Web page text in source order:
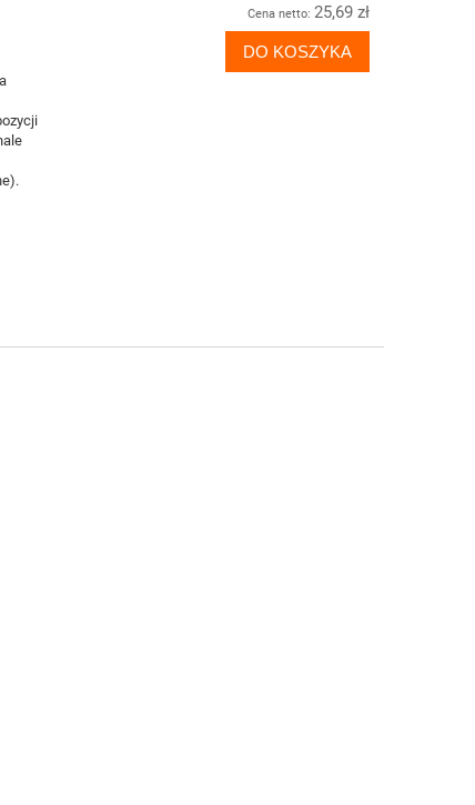
Cena netto: 25,69 zł
DO KOSZYKA